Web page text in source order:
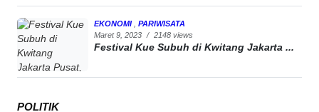
EKONOMI
PARIWISATA
Maret 9, 2023 / 2148 views
Festival Kue Subuh di Kwitang Jakarta ...
POLITIK